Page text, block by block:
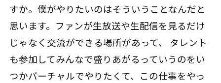
すか。僕がやりたいのはそういうことなんだと
思います。ファンが生放送や生配信を見るだけ
じゃなく交流ができる場所があって、 タレント
も参加してみんなで盛りあがるっていうのをい
つかバーチャルでやりたくて、この仕事をやっ